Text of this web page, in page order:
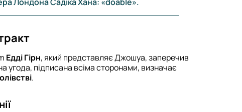
Лондона Садіка Хана: «doable».
Едді Гірн, який представляє Джошуа, заперечив
угода, підписана всіма сторонами, визначає
.